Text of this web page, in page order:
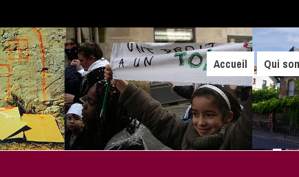
Accueil Qui